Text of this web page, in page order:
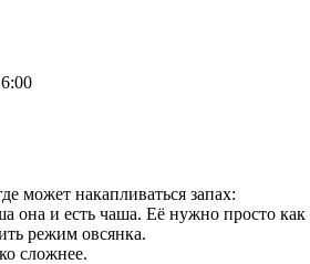
может накапливаться запах:
она и есть чаша. Её нужно просто
режим овсянка.
сложнее.